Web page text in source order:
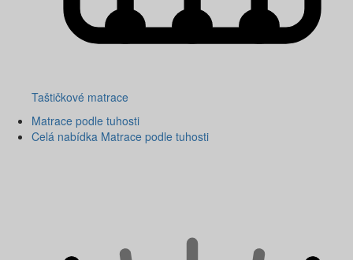
Taštičkové matrace
Matrace podle tuhosti
Celá nabídka Matrace podle tuhosti